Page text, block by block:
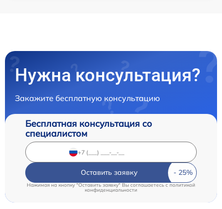
Нужна консультация?
Закажите бесплатную консультацию
Бесплатная консультация со
специалистом
Оставить заявку
Нажимая на кнопку "Оставить заявку" Вы соглашаетесь c политикой
конфиденциальности